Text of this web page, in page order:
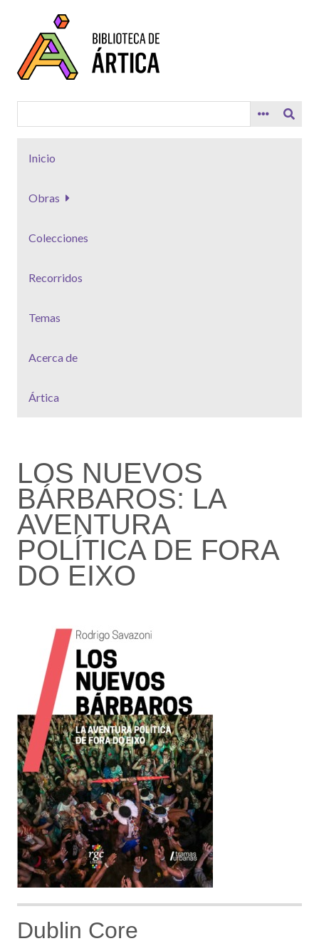
contenido
principal
Inicio
Obras
Colecciones
Recorridos
Temas
Acerca de
Ártica
LOS NUEVOS
BÁRBAROS: LA
AVENTURA
POLÍTICA DE FORA
DO EIXO
Dublin Core